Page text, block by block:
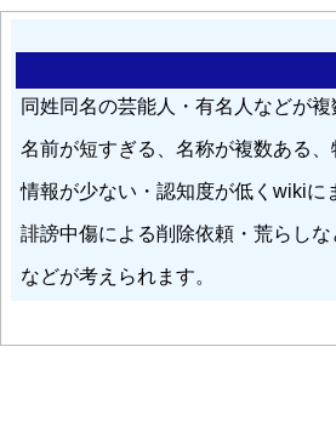
同姓同名の芸能人・有名人などが
名前が短すぎる、名称が複数ある
情報が少ない・認知度が低くwikiに
誹謗中傷による削除依頼・荒らし
などが考えられます。